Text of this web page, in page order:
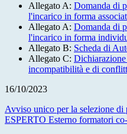
Allegato A: Domanda di
l'incarico in forma
Allegato A: Domanda di
l'incarico in forma
Allegato B: Scheda di
Allegato C: Dichiarazione
incompatibilità e di
16/10/2023
Avviso unico per la selezione
ESPERTO Esterno formatori